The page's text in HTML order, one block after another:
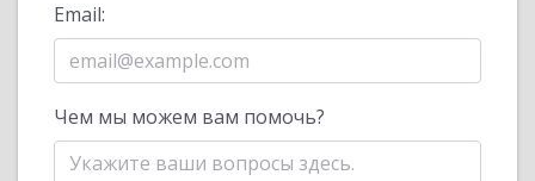
Email:
Чем мы можем вам помочь?